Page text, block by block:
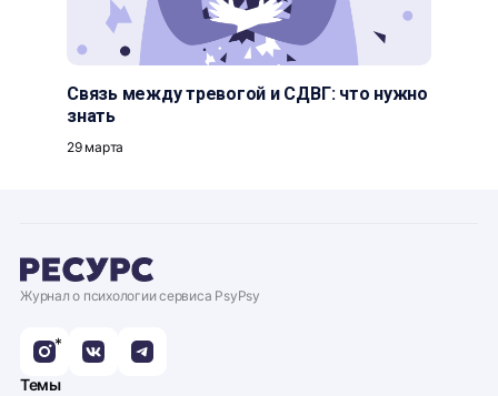
Связь между тревогой и СДВГ: что нужно
знать
29 марта
Журнал о психологии сервиса PsyPsy
*
Темы